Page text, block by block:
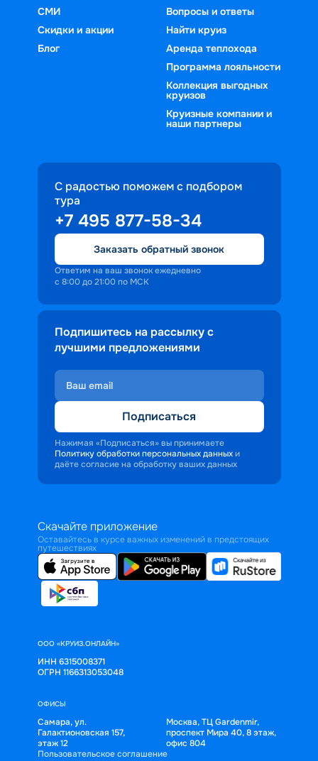
СМИ
Скидки и акции
Блог
Вопросы и ответы
Найти круиз
Аренда теплохода
Программа лояльности
Коллекция выгодных
круизов
Круизные компании и
наши партнеры
С радостью поможем с подбором
тура
+7 495 877-58-34
Заказать обратный звонок
Ответим на ваш звонок ежедневно
с 8:00 до 21:00 по МСК
Подпишитесь на рассылку с
лучшими предложениями
Подписаться
Нажимая «Подписаться» вы принимаете
Политику обработки персональных данных и
даёте согласие на обработку ваших данных
Скачайте приложение
Оставайтесь в курсе важных изменений в предстоящих
путешествиях
ООО «КРУИЗ.ОНЛАЙН»
ИНН 6315008371
ОГРН 1166313053048
ОФИСЫ
Самара, ул.
Галактионовская 157,
этаж 12
Москва, ТЦ Gardenmir,
проспект Мира 40, 8 этаж,
офис 804
Пользовательское соглашение